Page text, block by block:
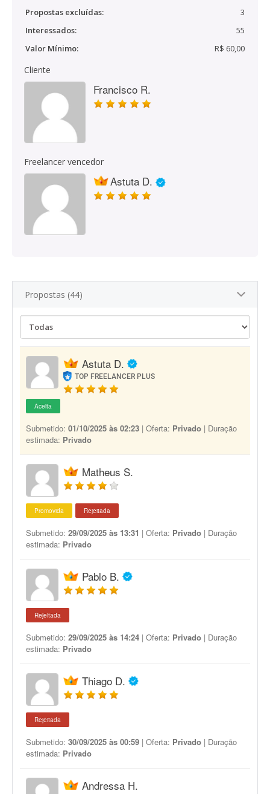
Propostas excluídas:
3
Interessados:
55
Valor Mínimo:
R$ 60,00
Cliente
Francisco R.
Freelancer vencedor
Astuta D.
Propostas (44)
Astuta D.
TOP FREELANCER PLUS
Aceita
Submetido: 01/10/2025 às 02:23 | Oferta: Privado | Duração
estimada: Privado
Matheus S.
Promovida Rejeitada
Submetido: 29/09/2025 às 13:31 | Oferta: Privado | Duração
estimada: Privado
Pablo B.
Rejeitada
Submetido: 29/09/2025 às 14:24 | Oferta: Privado | Duração
estimada: Privado
Thiago D.
Rejeitada
Submetido: 30/09/2025 às 00:59 | Oferta: Privado | Duração
estimada: Privado
Andressa H.